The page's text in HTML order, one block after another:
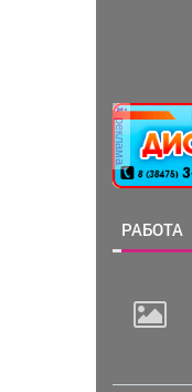
реклама
РАБОТА